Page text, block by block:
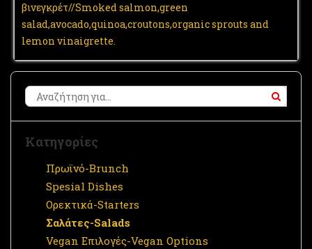
βινεγκρέτ//Smoked salmon,green
salad,avocado,quinoa,croutons,organic sprouts and
lemon vinaigrette.
Κατηγορίες
Πρωϊνό-Brunch
Spesial Dishes
Ορεκτικά-Starters
Σαλάτες-Salads
Vegan Επιλογές-Vegan Options